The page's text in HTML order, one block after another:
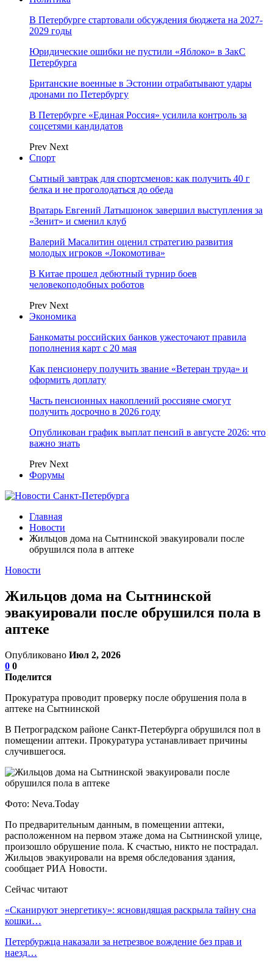
В Петербурге стартовали обсуждения бюджета на 2027-
2029 годы
Юридические ошибки не пустили «Яблоко» в ЗакС
Петербурга
Британские военные в Эстонии отрабатывают удары
дронами по Петербургу
В Петербурге «Единая Россия» усилила контроль за
соцсетями кандидатов
Prev Next
Спорт
Сытный завтрак для спортсменов: как получить 40 г
белка и не проголодаться до обеда
Вратарь Евгений Латышонок завершил выступления за
«Зенит» и сменил клуб
Валерий Масалитин оценил стратегию развития
молодых игроков «Локомотива»
В Китае прошел дебютный турнир боев
человекоподобных роботов
Prev Next
Экономика
Банкоматы российских банков ужесточают правила
пополнения карт с 20 мая
Как пенсионеру получить звание «Ветеран труда» и
оформить доплату
Часть пенсионных накоплений россияне смогут
получить досрочно в 2026 году
Опубликован график выплат пенсий в августе 2026: что
важно знать
Prev Next
Форумы
Главная
Новости
Жильцов дома на Сытнинской эвакуировали после
обрушился пола в аптеке
Новости
Жильцов дома на Сытнинской
эвакуировали после обрушился пола в
аптеке
Опубликовано Июл 2, 2026
0 0
Поделится
Прокуратура проводит проверку после обрушения пола в
аптеке на Сытнинской
В Петроградском районе Санкт-Петербурга обрушился пол в
помещении аптеки. Прокуратура устанавливает причины
случившегося.
Фото: Neva.Today
По предварительным данным, в помещении аптеки,
расположенном на первом этаже дома на Сытнинской улице,
произошло обрушение пола. К счастью, никто не пострадал.
Жильцов эвакуировали на время обследования здания,
сообщает РИА Новости.
Сейчас читают
«Сканируют энергетику»: ясновидящая раскрыла тайну сна
кошки…
Петербуржца наказали за нетрезвое вождение без прав и
наезд…